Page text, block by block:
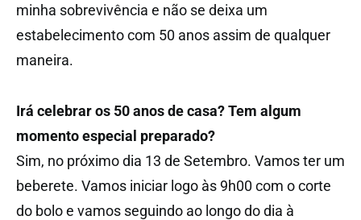
minha sobrevivência e não se deixa um
estabelecimento com 50 anos assim de qualquer
maneira.
Irá celebrar os 50 anos de casa? Tem algum
momento especial preparado?
Sim, no próximo dia 13 de Setembro. Vamos ter um
beberete. Vamos iniciar logo às 9h00 com o corte
do bolo e vamos seguindo ao longo do dia à